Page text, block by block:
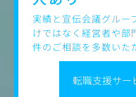
転職支援サー
実績と宣伝会議グルー
けではなく経営者や部
件のご相談を多数いた